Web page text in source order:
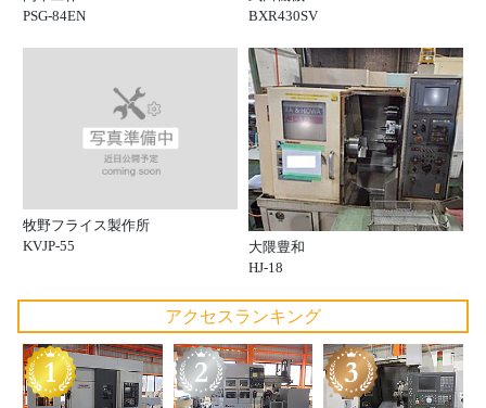
PSG-84EN
BXR430SV
牧野フライス製作所
KVJP-55
大隈豊和
HJ-18
アクセスランキング